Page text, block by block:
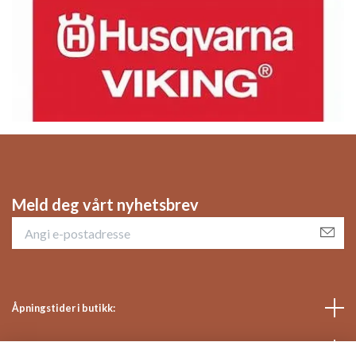
Meld deg vårt nyhetsbrev
Åpningstider i butikk: